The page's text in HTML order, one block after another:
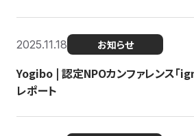
2025.11.18 お知らせ
Yogibo | 認定NPOカンファレンス「
レポート